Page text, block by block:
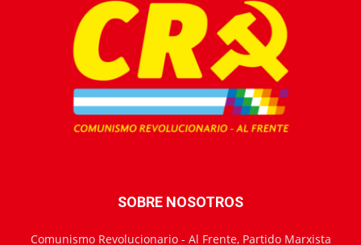
SOBRE NOSOTROS
Comunismo Revolucionario - Al Frente, Partido Marxista